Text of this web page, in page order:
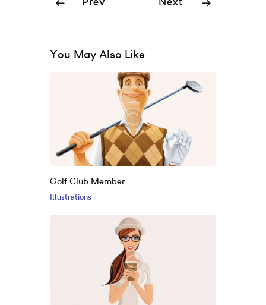
You May Also Like
Golf Club Member
Illustrations